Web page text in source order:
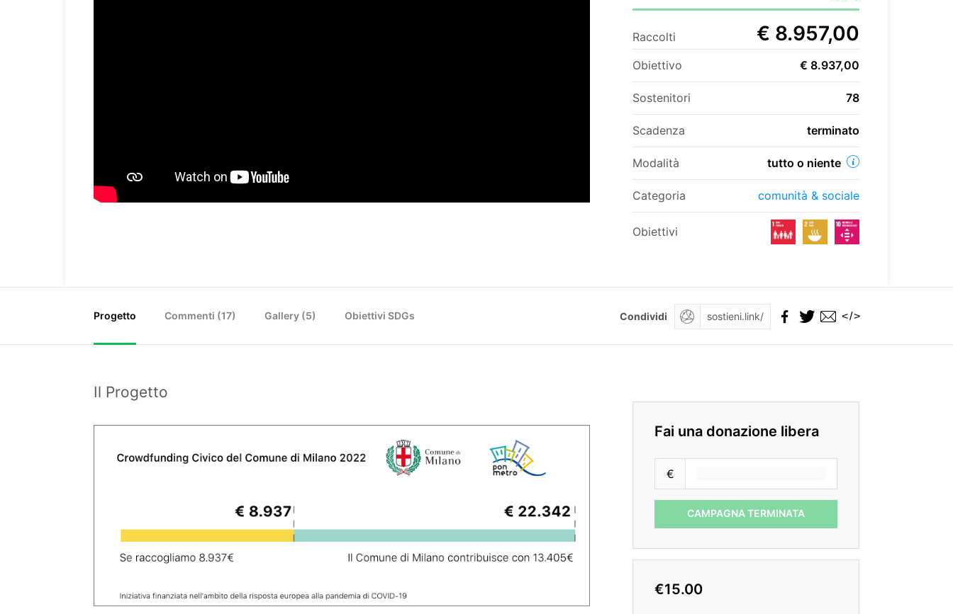
Raccolti € 8.957,00
Obiettivo € 8.937,00
Sostenitori 78
Scadenza terminato
Modalità tutto o niente
Categoria comunità & sociale
Obiettivi
Progetto Commenti (17) Gallery (5) Obiettivi SDGs Condividi </>
Il Progetto
Fai una donazione libera
€
CAMPAGNA TERMINATA
€15.00